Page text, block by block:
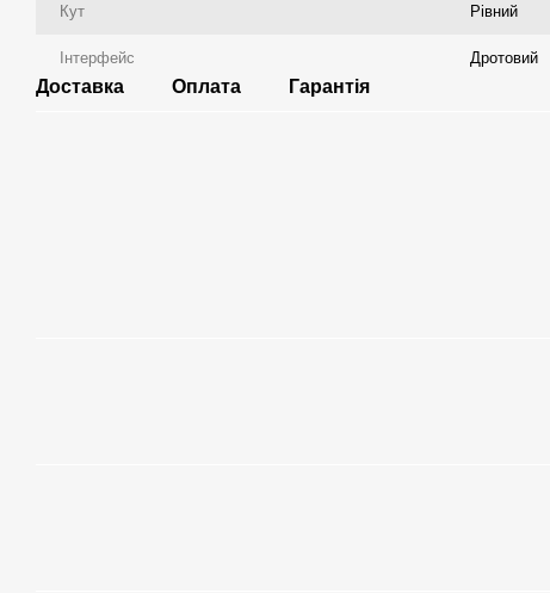
Кут Рівний
Інтерфейс Дротовий
Доставка Оплата Гарантія